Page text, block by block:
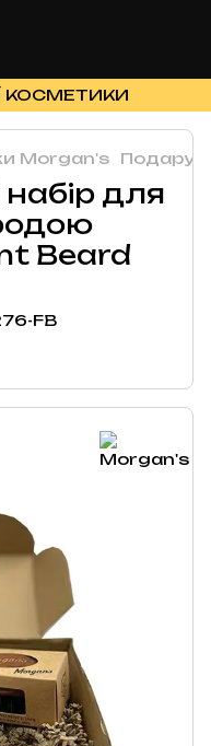
КОСМЕТИКИ
Morgan's
для
Beard
FB